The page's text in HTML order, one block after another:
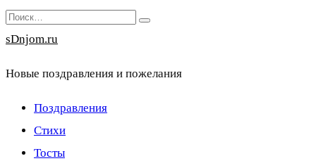
Перейти
к
Search
for:
sDnjom.ru
Новые поздравления и пожелания
Поздравления
Стихи
Тосты